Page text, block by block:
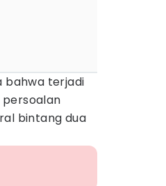
bahwa terjadi
bintang dua